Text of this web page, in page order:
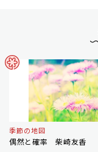
季節の地図
偶然と確率 柴崎友香